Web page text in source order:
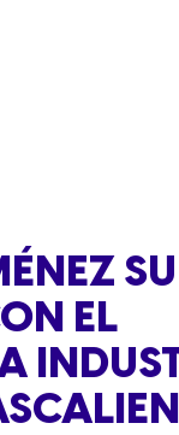
SU
EL